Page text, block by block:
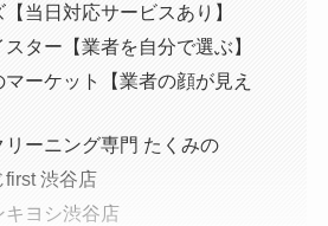
当日対応サービスあり】
ター【業者を自分で選ぶ】
マーケット【業者の顔が見え
リーニング専門 たくみの
first 渋谷店
キヨシ渋谷店